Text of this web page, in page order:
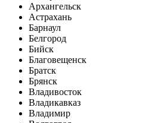
Архангельск
Астрахань
Барнаул
Белгород
Бийск
Благовещенск
Братск
Брянск
Владивосток
Владикавказ
Владимир